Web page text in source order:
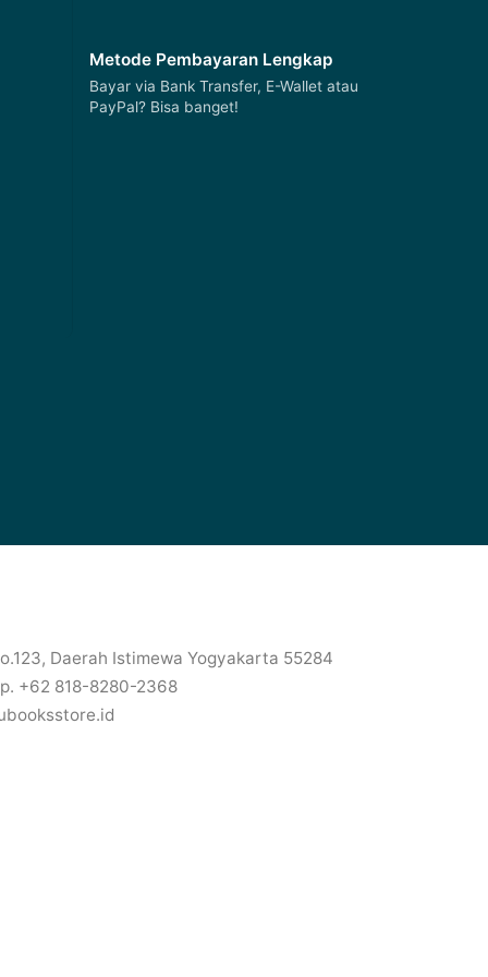
Metode Pembayaran Lengkap
Bayar via Bank Transfer, E-Wallet atau
PayPal? Bisa banget!
Daerah Istimewa Yogyakarta 55284
+62 818-8280-2368